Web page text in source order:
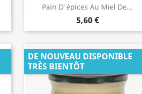
Pain D'épices Au Miel De...
5,60 €
Aperçu rapide
DE NOUVEAU DISPONIBLE
TRÈS BIENTÔT